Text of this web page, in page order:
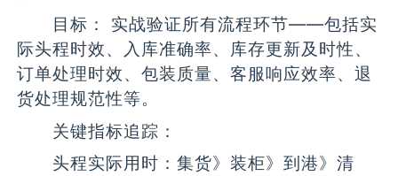
目标： 实战验证所有流程环节——包括实
际头程时效、入库准确率、库存更新及时性、
订单处理时效、包装质量、客服响应效率、退
货处理规范性等。
关键指标追踪：
头程实际用时：集货》装柜》到港》清